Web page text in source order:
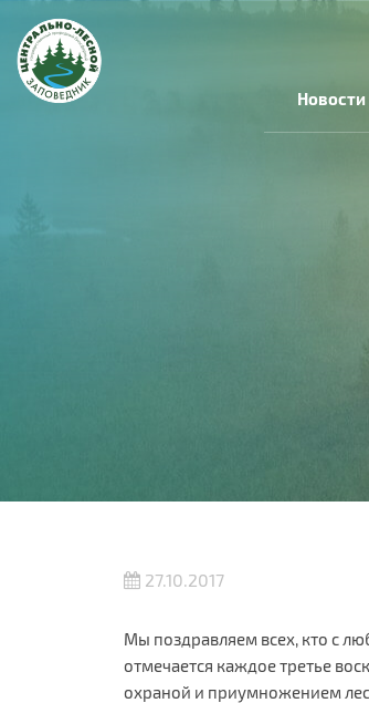
Новости
27.10.2017
Мы поздравляем всех, кто с
отмечается каждое третье
охраной и приумножением